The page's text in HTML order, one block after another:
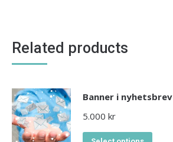
Related products
Banner i nyhetsbrev
5.000 kr